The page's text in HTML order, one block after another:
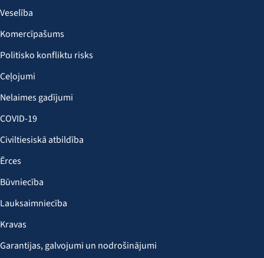
Veselība
Komercīpašums
Politisko konfliktu risks
Ceļojumi
Nelaimes gadījumi
COVID-19
Civiltiesiskā atbildība
Ērces
Būvniecība
Lauksaimniecība
Kravas
Garantijas, galvojumi un nodrošinājumi